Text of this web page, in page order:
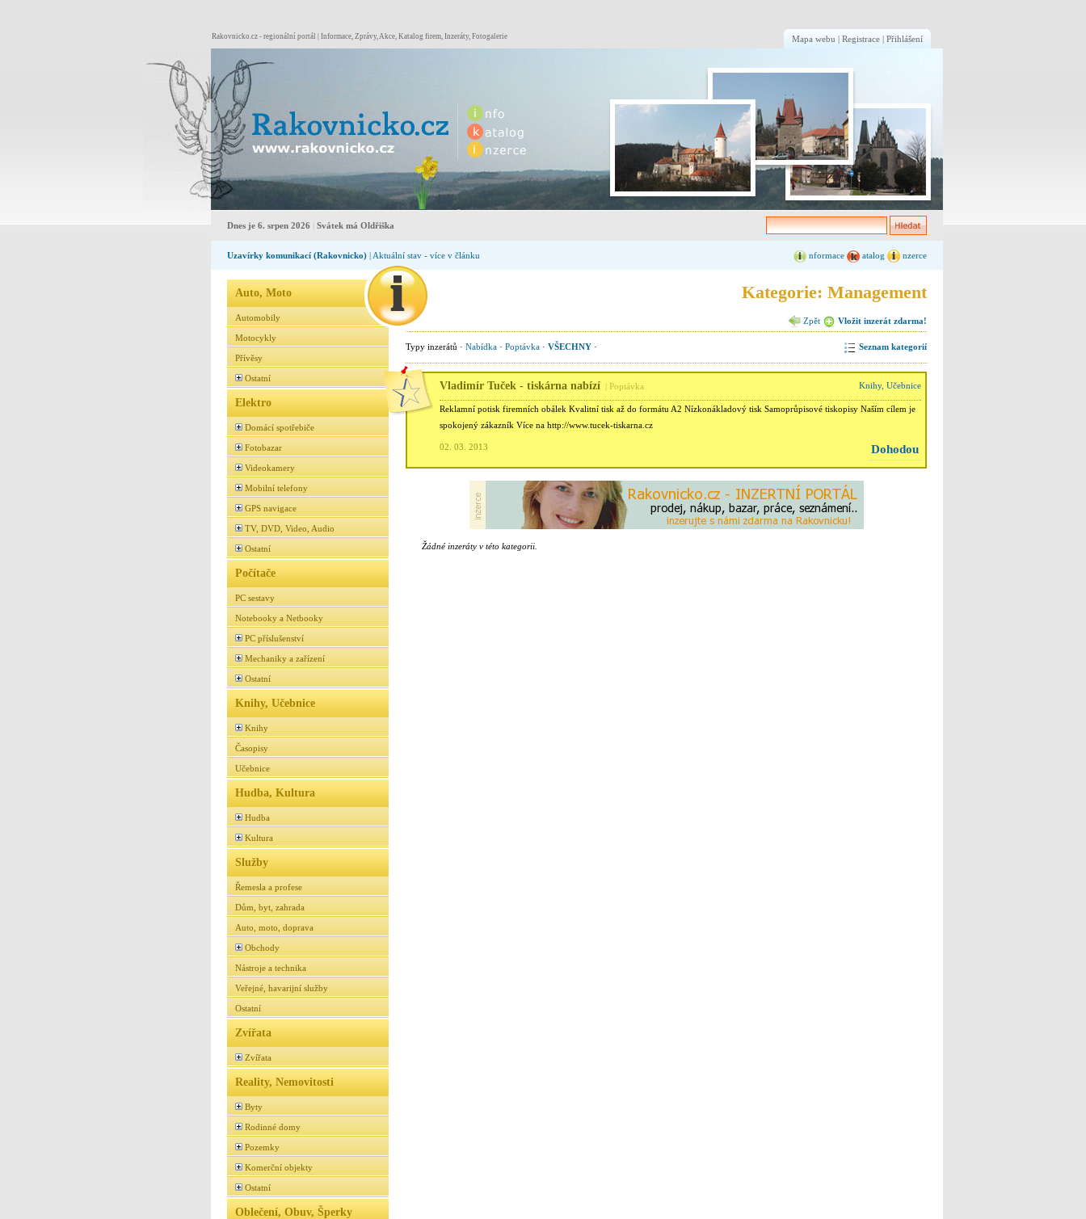
Mapa webu | Registrace | Přihlášení
Rakovnicko.cz - regionální portál | Informace, Zprávy, Akce, Katalog firem, Inzeráty, Fotogalerie
Dnes je 6. srpen 2026 Svátek má Oldřiška
Uzavírky komunikací (Rakovnicko) | Aktuální stav - více v článku nformace atalog nzerce
Auto, Moto
Automobily
Motocykly
Přívěsy
Ostatní
Elektro
Domácí spotřebiče
Fotobazar
Videokamery
Mobilní telefony
GPS navigace
TV, DVD, Video, Audio
Ostatní
Počítače
PC sestavy
Notebooky a Netbooky
PC příslušenství
Mechaniky a zařízení
Ostatní
Knihy, Učebnice
Knihy
Časopisy
Učebnice
Hudba, Kultura
Hudba
Kultura
Služby
Řemesla a profese
Dům, byt, zahrada
Auto, moto, doprava
Obchody
Nástroje a technika
Veřejné, havarijní služby
Ostatní
Zvířata
Zvířata
Reality, Nemovitosti
Byty
Rodinné domy
Pozemky
Komerční objekty
Ostatní
Oblečení, Obuv, Šperky
Kategorie: Management
Zpět Vložit inzerát zdarma!
Typy inzerátů · Nabídka · Poptávka · VŠECHNY · Seznam kategorií
Vladimír Tuček - tiskárna nabízí | Poptávka Knihy, Učebnice
Reklamní potisk firemních obálek Kvalitní tisk až do formátu A2 Nízkonákladový tisk Samoprůpisové tiskopisy Naším cílem je
spokojený zákazník Více na http://www.tucek-tiskarna.cz
02. 03. 2013 Dohodou
Žádné inzeráty v této kategorii.